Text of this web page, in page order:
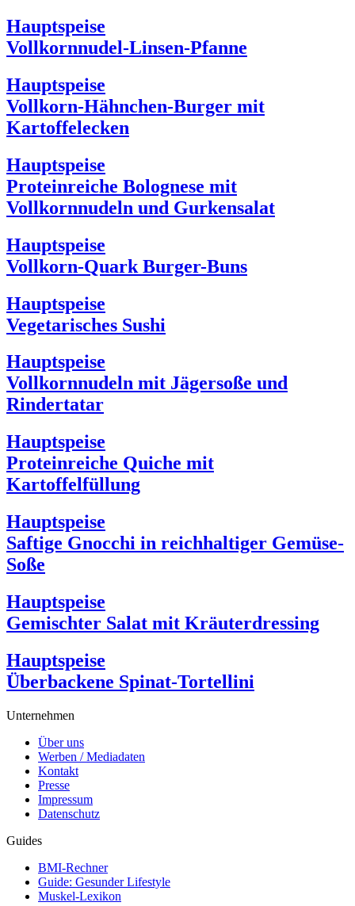
Hauptspeise
Vollkornnudel-Linsen-Pfanne
Hauptspeise
Vollkorn-Hähnchen-Burger mit
Kartoffelecken
Hauptspeise
Proteinreiche Bolognese mit
Vollkornnudeln und Gurkensalat
Hauptspeise
Vollkorn-Quark Burger-Buns
Hauptspeise
Vegetarisches Sushi
Hauptspeise
Vollkornnudeln mit Jägersoße und
Rindertatar
Hauptspeise
Proteinreiche Quiche mit
Kartoffelfüllung
Hauptspeise
Saftige Gnocchi in reichhaltiger Gemüse-
Soße
Hauptspeise
Gemischter Salat mit Kräuterdressing
Hauptspeise
Überbackene Spinat-Tortellini
Unternehmen
Über uns
Werben / Mediadaten
Kontakt
Presse
Impressum
Datenschutz
Guides
BMI-Rechner
Guide: Gesunder Lifestyle
Muskel-Lexikon